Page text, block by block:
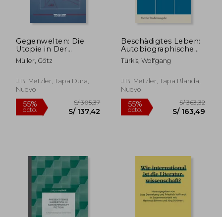
55%
dcto. S/ 85,96
55%
Gegenwelten: Die
Utopie in Der
Deutschen Literatur
(en Alemán)
Müller, Götz
J.B. Metzler, Tapa Dura,
Nuevo
Beschädigtes Leben:
Autobiographische
Texte Der Gegenwart.
Metzler
Alemán)
Türkis, Wolfgang
J.B. Metzler, Tapa Blanda,
Nuevo